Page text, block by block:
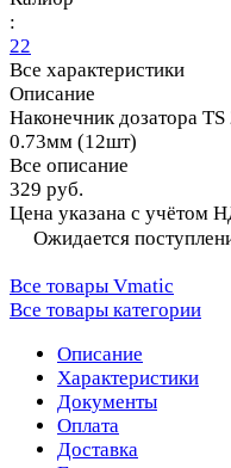
:
22
Все характеристики
Описание
Наконечник дозатора
0.73мм (12шт)
Все описание
329 руб.
Цена указана с учётом
Ожидается
Все товары Vmatic
Все товары категории
Описание
Характеристики
Документы
Оплата
Доставка